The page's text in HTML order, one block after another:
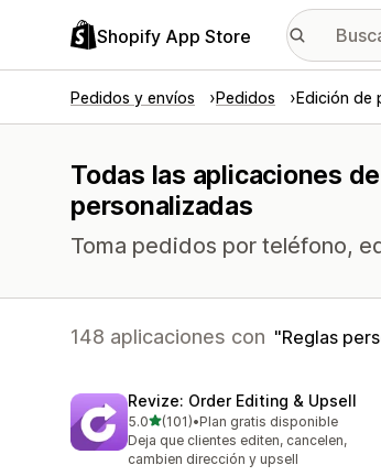
Shopify App Store
Pedidos y envíos Pedidos Edición de
Todas las aplicaciones
personalizadas
Toma pedidos por teléfono,
148 aplicaciones con Reglas
Revize: Order Editing & Upsell
5.0de 5 estrellas
(101)
101 reseñas en total
•Plan gratis disponible
Deja que clientes editen, cancelen,
cambien dirección y upsell